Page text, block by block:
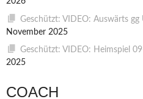
Geschützt: VIDEO: Auswärts
November 2025
Geschützt: VIDEO: Heimspiel
2025
COACH